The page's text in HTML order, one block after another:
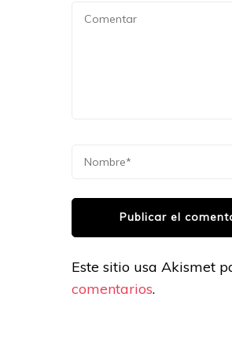
Este sitio usa Akismet
comentarios.